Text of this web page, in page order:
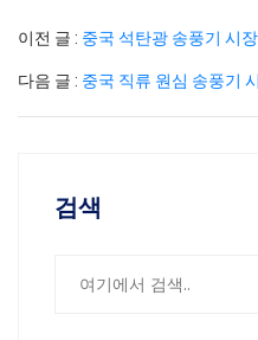
검색
이전 글 : 중국 석탄광 송풍기 시
다음 글 : 중국 직류 원심 송풍기